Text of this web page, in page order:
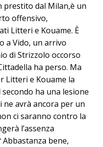
prestito dal Milan,è un
offensivo,
Litteri e Kouame. È
a Vido, un arrivo
di Strizzolo occorso
ha perso. Ma
Litteri e Kouame la
ha una lesione
avrà ancora per un
ci saranno contro la
l’assenza
Abbastanza bene,